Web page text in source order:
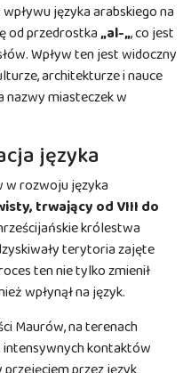
języka arabskiego na
od przedrostka„al-„, co jest
Wpływ ten jest widoczny
architekturze i nauce
nazwy miasteczek w
języka
w rozwoju języka
trwający od VIII do
królestwa
terytoria zajęte
ten nie tylko zmienił
wpłynął na język.
Maurów, na terenach
intensywnych kontaktów